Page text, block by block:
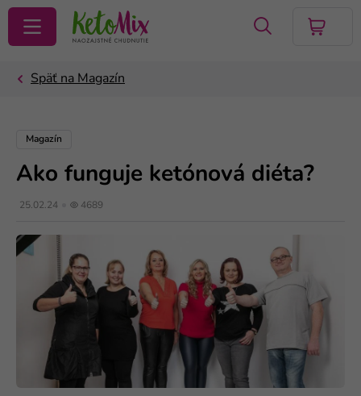
VYHĽADAŤ
Magazín
Ako funguje ketónová diéta?
25.02.24 4689